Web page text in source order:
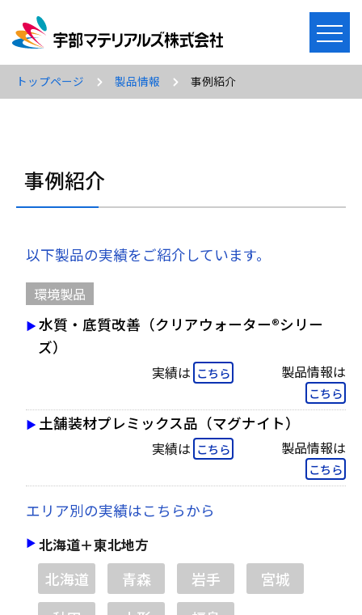
メ
ニ
ュ
を
トップページ 製品情報 事例紹介
事例紹介
以下製品の実績をご紹介しています。
環境製品
水質・底質改善（クリアウォーター®シリー
ズ）
実績は こちら 製品情報は
こちら
土舗装材プレミックス品（マグナイト）
実績は こちら 製品情報は
こちら
エリア別の実績はこちらから
北海道＋東北地方
北海道 青森 岩手
宮城